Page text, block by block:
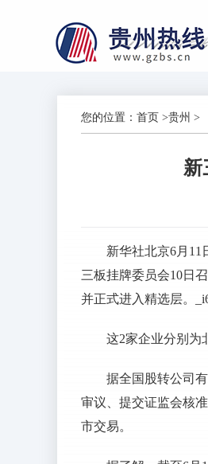
您的位置： 首页 >贵州 >
新
新华社北京6月
三板挂牌委员会10日
并正式进入精选层。
这2家企业分别为
据全国股转公司
审议、提交证监会核
市交易。